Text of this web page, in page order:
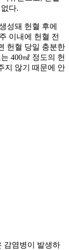
다.
성돼 헌혈 후에
이내에 헌혈 전
헌혈 당일 충분한
400㎖ 정도의 헌
지 않기 때문에 안
감염병이 발생하